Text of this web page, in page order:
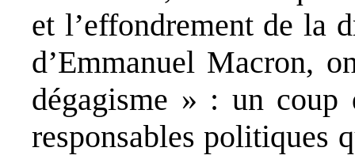
et l’effondrement de la
d’Emmanuel Macron,
dégagisme » : un
responsables politiques